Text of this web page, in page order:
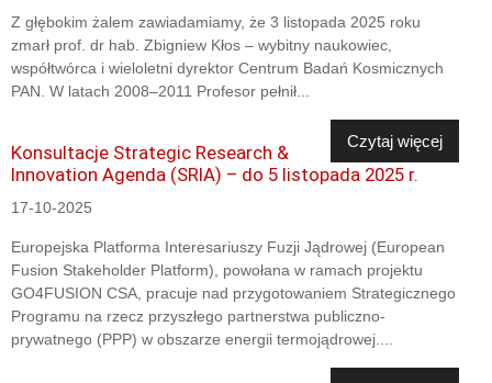
Z głębokim żalem zawiadamiamy, że 3 listopada 2025 roku
zmarł prof. dr hab. Zbigniew Kłos – wybitny naukowiec,
współtwórca i wieloletni dyrektor Centrum Badań Kosmicznych
PAN. W latach 2008–2011 Profesor pełnił...
Czytaj więcej
Konsultacje Strategic Research &
Innovation Agenda (SRIA) – do 5 listopada 2025 r.
17-10-2025
Europejska Platforma Interesariuszy Fuzji Jądrowej (European
Fusion Stakeholder Platform), powołana w ramach projektu
GO4FUSION CSA, pracuje nad przygotowaniem Strategicznego
Programu na rzecz przyszłego partnerstwa publiczno-
prywatnego (PPP) w obszarze energii termojądrowej....